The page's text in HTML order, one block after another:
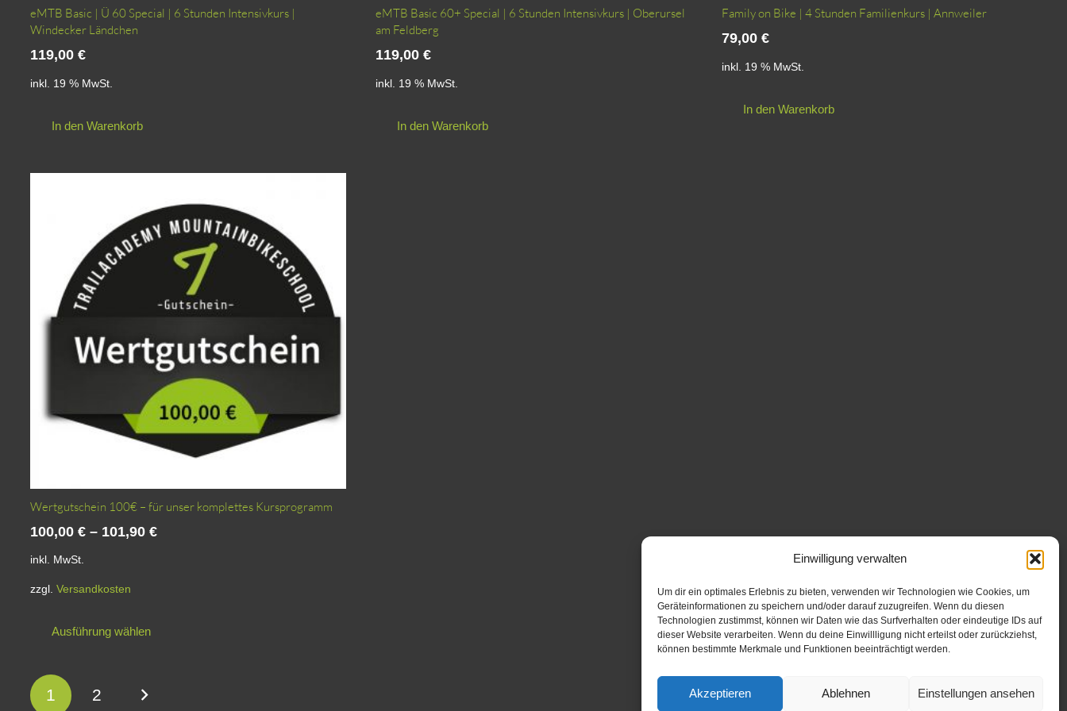
Einwilligung verwalten
Um dir ein optimales Erlebnis zu bieten, verwenden wir Technologien wie Cookies, um
Geräteinformationen zu speichern und/oder darauf zuzugreifen. Wenn du diesen
Technologien zustimmst, können wir Daten wie das Surfverhalten oder eindeutige IDs auf
dieser Website verarbeiten. Wenn du deine Einwillligung nicht erteilst oder zurückziehst,
können bestimmte Merkmale und Funktionen beeinträchtigt werden.
Akzeptieren Ablehnen Einstellungen ansehen
eMTB Basic | Ü 60 Special | 6 Stunden Intensivkurs |
Windecker Ländchen
119,00 €
inkl. 19 % MwSt.
In den Warenkorb
eMTB Basic 60+ Special | 6 Stunden Intensivkurs | Oberursel
am Feldberg
119,00 €
inkl. 19 % MwSt.
In den Warenkorb
Family on Bike | 4 Stunden Familienkurs | Annweiler
79,00 €
inkl. 19 % MwSt.
In den Warenkorb
Wertgutschein 100€ – für unser komplettes Kursprogramm
100,00 €– 101,90 €
inkl. MwSt.
zzgl. Versandkosten
Ausführung wählen
Seitennummerierung
1 2